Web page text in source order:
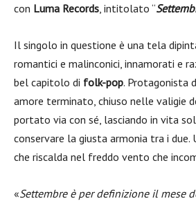
con Luma Records, intitolato “
Il singolo in questione è una tela
romantici e malinconici, innamorati e
bel capitolo di folk-pop. Protagonista
amore terminato, chiuso nelle valigie
portato via con sé, lasciando in vita
conservare la giusta armonia tra i due.
che riscalda nel freddo vento che
«Settembre è per definizione il mese